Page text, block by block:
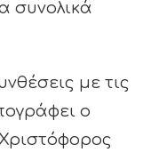
συνολικά
με τις
ο